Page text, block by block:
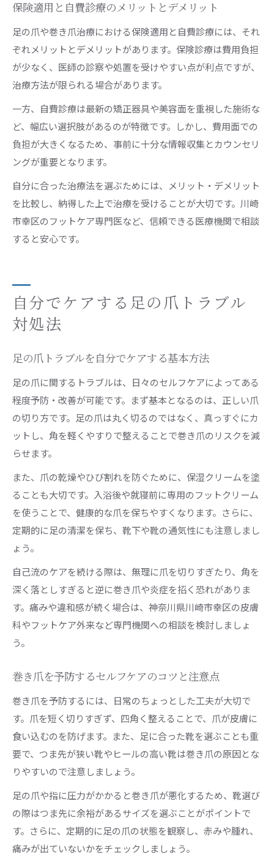
保険適用と自費診療のメリットとデメリット
足の爪や巻き爪治療における保険適用と自費診療には、それ
ぞれメリットとデメリットがあります。保険診療は費用負担
が少なく、医師の診察や処置を受けやすい点が利点ですが、
治療方法が限られる場合があります。
一方、自費診療は最新の矯正器具や美容面を重視した施術な
ど、幅広い選択肢があるのが特徴です。しかし、費用面での
負担が大きくなるため、事前に十分な情報収集とカウンセリ
ングが重要となります。
自分に合った治療法を選ぶためには、メリット・デメリット
を比較し、納得した上で治療を受けることが大切です。川崎
市幸区のフットケア専門医など、信頼できる医療機関で相談
すると安心です。
自分でケアする足の爪トラブル
対処法
足の爪トラブルを自分でケアする基本方法
足の爪に関するトラブルは、日々のセルフケアによってある
程度予防・改善が可能です。まず基本となるのは、正しい爪
の切り方です。足の爪は丸く切るのではなく、真っすぐにカ
ットし、角を軽くやすりで整えることで巻き爪のリスクを減
らせます。
また、爪の乾燥やひび割れを防ぐために、保湿クリームを塗
ることも大切です。入浴後や就寝前に専用のフットクリーム
を使うことで、健康的な爪を保ちやすくなります。さらに、
定期的に足の清潔を保ち、靴下や靴の通気性にも注意しまし
ょう。
自己流のケアを続ける際は、無理に爪を切りすぎたり、角を
深く落としすぎると逆に巻き爪や炎症を招く恐れがありま
す。痛みや違和感が続く場合は、神奈川県川崎市幸区の皮膚
科やフットケア外来など専門機関への相談を検討しましょ
う。
巻き爪を予防するセルフケアのコツと注意点
巻き爪を予防するには、日常のちょっとした工夫が大切で
す。爪を短く切りすぎず、四角く整えることで、爪が皮膚に
食い込むのを防げます。また、足に合った靴を選ぶことも重
要で、つま先が狭い靴やヒールの高い靴は巻き爪の原因とな
りやすいので注意しましょう。
足の爪や指に圧力がかかると巻き爪が悪化するため、靴選び
の際はつま先に余裕があるサイズを選ぶことがポイントで
す。さらに、定期的に足の爪の状態を観察し、赤みや腫れ、
痛みが出ていないかをチェックしましょう。